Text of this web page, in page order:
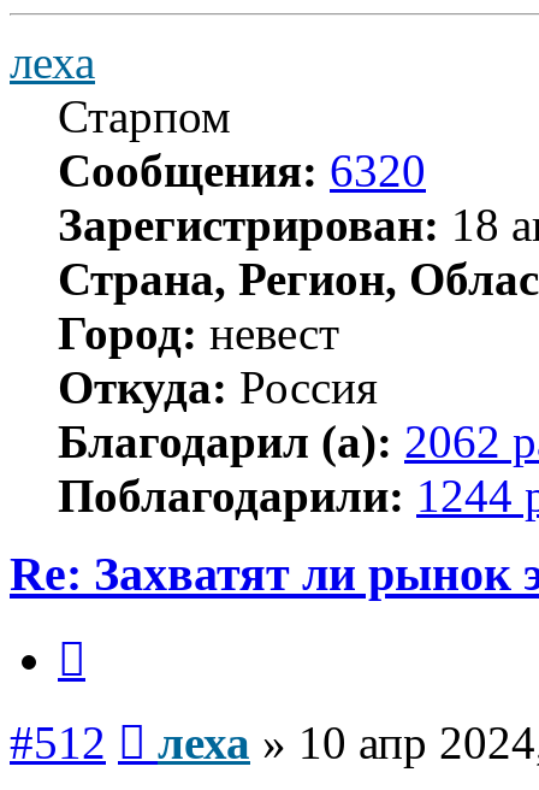
леха
Старпом
Сообщения: 6320
Зарегистрирован: 18
Страна, Регион,
Город: невест
Откуда: Россия
Благодарил (а): 2062
Поблагодарили: 1244
Re: Захватят ли рынок
#512 леха » 10 апр